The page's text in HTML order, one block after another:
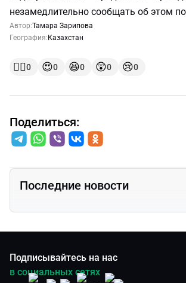
незамедлительно сообщать об этом
Автор:Тамара Зарипова
География: Казахстан
👍🏻0 😍0 😆0 😲0 😢0
Поделиться:
Последние новости
Подписывайтесь на нас
в социальных сетях